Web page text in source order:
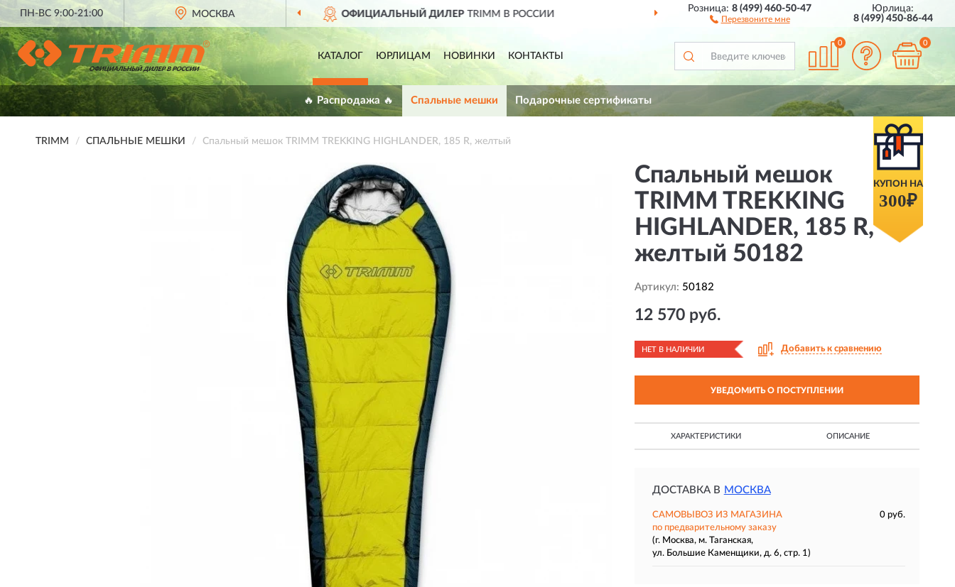
ПН-ВС 9:00-21:00 МОСКВА
ОФИЦИАЛЬНЫЙ ДИЛЕРTRIMM В РОССИИ ДОСТАВИМ ПО ВСЕЙ РОССИИ ПОЛНЫЙ
Розница:8 (499) 460-50-47
Перезвоните мне
Юрлица:
8 (499) 450-86-44
КАТАЛОГ ЮРЛИЦАМ НОВИНКИ КОНТАКТЫ
0 0
🔥 Распродажа 🔥 Спальные мешки Подарочные сертификаты
КУПОН НА
300₽
TRIMM СПАЛЬНЫЕ МЕШКИ Спальный мешок TRIMM TREKKING HIGHLANDER, 185 R, желтый
Спальный мешок
TRIMM TREKKING
HIGHLANDER, 185 R,
желтый 50182
Артикул: 50182
12 570 руб.
НЕТ В НАЛИЧИИ Добавить к сравнению
УВЕДОМИТЬ О ПОСТУПЛЕНИИ
ХАРАКТЕРИСТИКИ ОПИСАНИЕ
ДОСТАВКА В МОСКВА
САМОВЫВОЗ ИЗ МАГАЗИНА
0 руб.
по предварительному заказу
(г. Москва, м. Таганская,
ул. Большие Каменщики, д. 6, стр. 1)